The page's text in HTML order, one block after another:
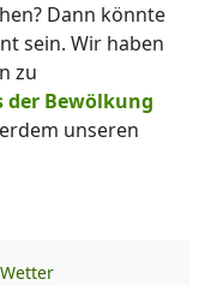
Dann könnte
sein. Wir haben
zu
der Bewölkung
unseren
Wetter